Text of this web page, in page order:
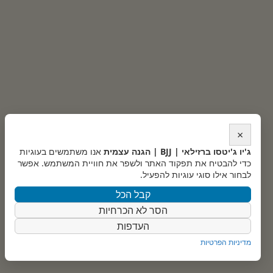
×
ג'יו ג'יטסו ברזילאי | BJJ | הגנה עצמית
אנו משתמשים בעוגיות
כדי להבטיח את תפקוד האתר ולשפר את חוויית המשתמש. אפשר
לבחור אילו סוגי עוגיות להפעיל.
קבל הכל
הסר לא הכרחיות
העדפות
מדיניות הפרטיות